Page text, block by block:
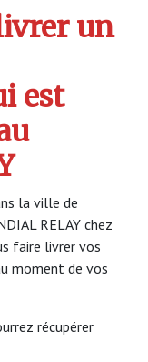
un
est
la ville de
RELAY chez
faire livrer vos
moment de vos
récupérer